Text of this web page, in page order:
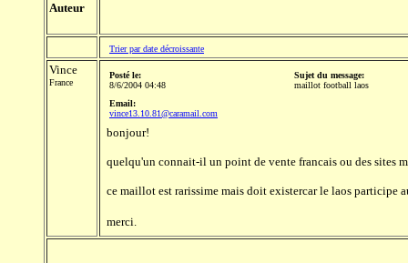
Auteur
Trier par date décroissante
Vince
France
Posté le:
8/6/2004 04:48
Sujet du message:
maillot football laos
Email:
vince13.10.81@caramail.com
bonjour!
quelqu'un connait-il un point de vente francais ou des sites
ce maillot est rarissime mais doit existercar le laos participe
merci.